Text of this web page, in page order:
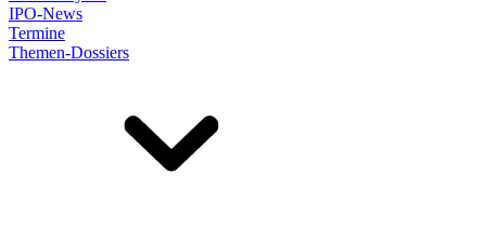
IPO-News
Termine
Themen-Dossiers